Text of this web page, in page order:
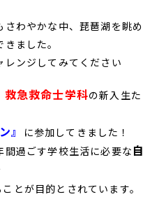
わやかな中、琵琶湖を眺め
ました。
ンジしてみてください
救急救命士学科の新入生た
』
に参加してきました！
間過ごす学校生活に必要な 自
とが目的とされています。